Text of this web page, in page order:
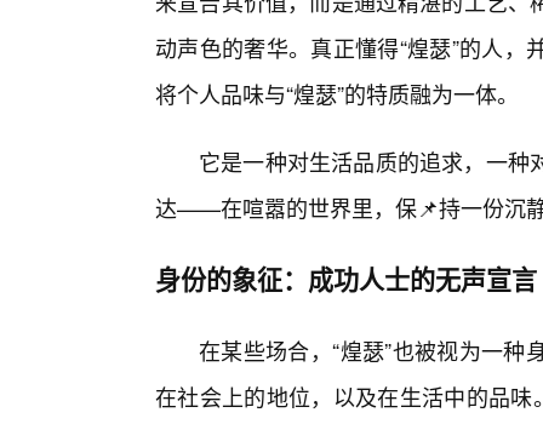
动声色的奢华。真正懂得“煌瑟”的人
将个人品味与“煌瑟”的特质融为一体。
它是一种对生活品质的追求，一
达——在喧嚣的世界里，保📌持一份沉
身份的象征：成功人士的无声宣言
在某些场合，“煌瑟”也被视为一
在社会上的地位，以及在生活中的品